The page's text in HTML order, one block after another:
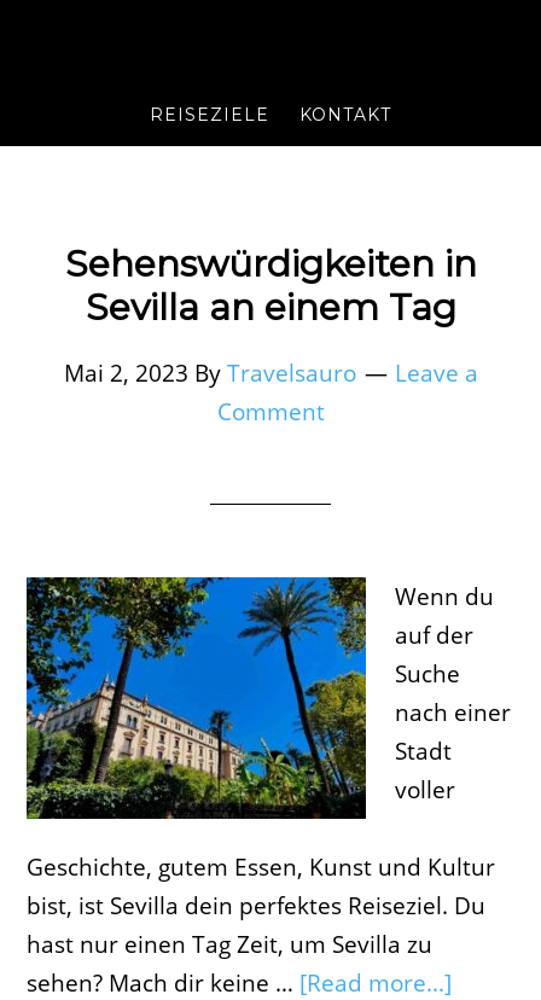
REISEZIELE KONTAKT
Sehenswürdigkeiten in
Sevilla an einem Tag
Mai 2, 2023 ByTravelsauro
Leave a
Comment
Wenn du
auf der
Suche
nach einer
Stadt
voller
Geschichte, gutem Essen, Kunst und Kultur
bist, ist Sevilla dein perfektes Reiseziel. Du
hast nur einen Tag Zeit, um Sevilla zu
sehen? Mach dir keine … [Read more...]